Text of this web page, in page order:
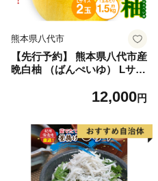
熊本県八代市
【先行予約】 熊本県八代市産
晩白柚 （ばんぺいゆ） Lサイ
もの フルーツ おやつ 特産 熊
12,000円